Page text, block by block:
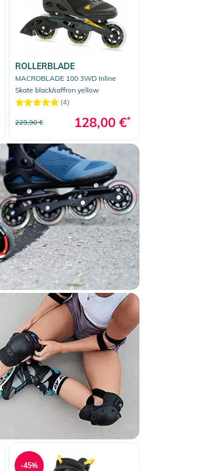
ROLLERBLADE
MACROBLADE 100 3WD Inline
Skate black/saffron yellow
(4)
229,90 € 128,00 €*
-45%